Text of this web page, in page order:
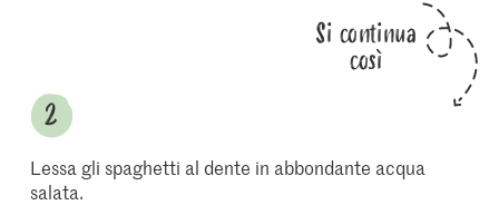
Si continua
così
Lessa gli spaghetti al dente in abbondante acqua
salata.